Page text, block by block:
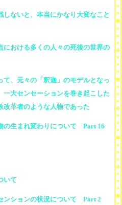
ないと、本当にかなり大変なこと
における多くの人々の死後の世界の
、元々の「釈迦」のモデルとなっ
大センセーションを巻き起こした
改革者のような人物であった
の生まれ変わりについて Part 16
いて
ンションの状況について Part 2